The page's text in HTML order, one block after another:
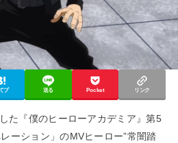
ブ 送る Pocket リンク
た『僕のヒーローアカデミア』第5
ーション」のMVヒーロー”常闇踏